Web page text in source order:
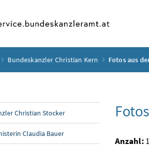
Bundeskanzler Christian Kern Fotos aus
Christian Stocker
Claudia Bauer
Anzahl: